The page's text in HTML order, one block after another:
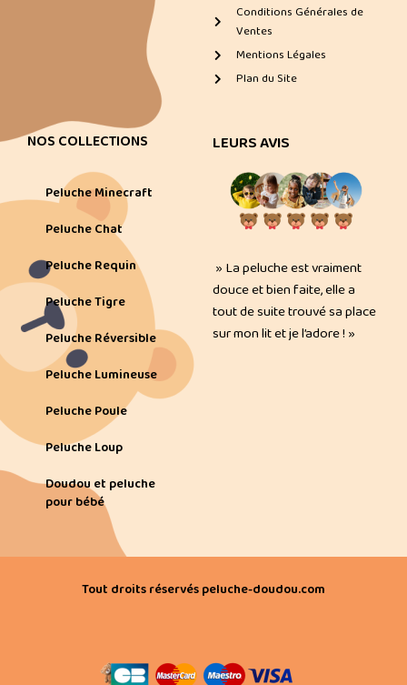
Conditions Générales de
Ventes
Mentions Légales
Plan du Site
NOS COLLECTIONS
Peluche Minecraft
Peluche Chat
Peluche Requin
Peluche Tigre
Peluche Réversible
Peluche Lumineuse
Peluche Poule
Peluche Loup
Doudou et peluche
pour bébé
LEURS AVIS
» La peluche est vraiment
douce et bien faite, elle a
tout de suite trouvé sa place
sur mon lit et je l’adore ! »
Tout droits réservés peluche-doudou.com